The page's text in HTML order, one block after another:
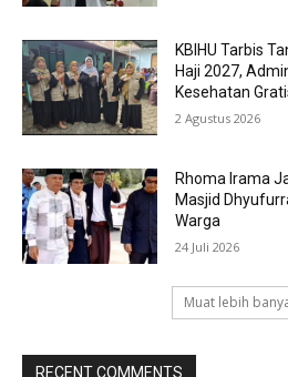
KBIHU Tarbis
Haji 2027,
Kesehatan
2 Agustus 2026
Rhoma Irama
Masjid
Warga
24 Juli 2026
Muat lebih
RECENT COMMENTS